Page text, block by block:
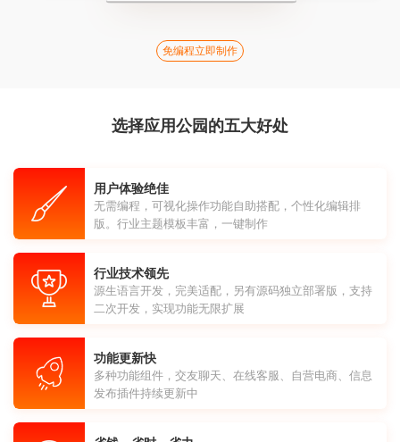
免编程立即制作
选择应用公园的五大好处
用户体验绝佳
无需编程，可视化操作功能自助搭配，个性化编辑排
版。行业主题模板丰富，一键制作
行业技术领先
源生语言开发，完美适配，另有源码独立部署版，支持
二次开发，实现功能无限扩展
功能更新快
多种功能组件，交友聊天、在线客服、自营电商、信息
发布插件持续更新中